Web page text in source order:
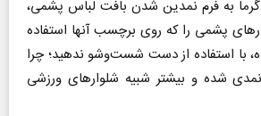
به فرم نمدین شدن بافت لباس پشمی،
پشمی را که روی برچسب آنها استفاده
با استفاده از دست شست‌وشو ندهید؛ چرا
شده و بیشتر شبیه شلوارهای ورزشی